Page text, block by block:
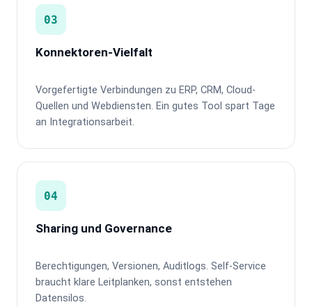
03
Konnektoren-Vielfalt
Vorgefertigte Verbindungen zu ERP, CRM, Cloud-
Quellen und Webdiensten. Ein gutes Tool spart Tage
an Integrationsarbeit.
04
Sharing und Governance
Berechtigungen, Versionen, Auditlogs. Self-Service
braucht klare Leitplanken, sonst entstehen
Datensilos.